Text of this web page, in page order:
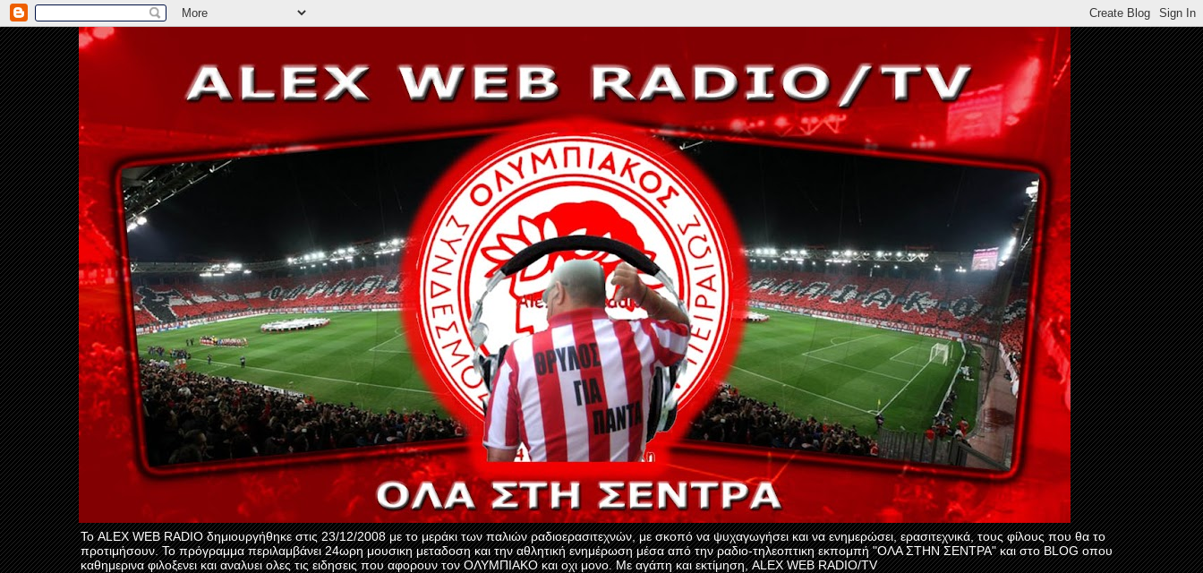
Το ALEX WEB RADIO δημιουργήθηκε στις 23/12/2008 με το μεράκι των παλιών ραδιοερασιτεχνών, με σκοπό να ψυχαγωγήσει και να ενημερώσει, ερασιτεχνικά, τους φίλους που θα το
προτιμήσουν. Το πρόγραμμα περιλαμβάνει 24ωρη μουσικη μεταδοση και την αθλητική ενημέρωση μέσα από την ραδιο-τηλεοπτικη εκπομπή "ΟΛΑ ΣΤΗΝ ΣΕΝΤΡΑ" και στο BLOG οπου
καθημερινα φιλοξενει και αναλυει ολες τις ειδησεις που αφορουν τον ΟΛΥΜΠΙΑΚΟ και οχι μονο. Με αγάπη και εκτίμηση, ALEX WEB RADIO/TV